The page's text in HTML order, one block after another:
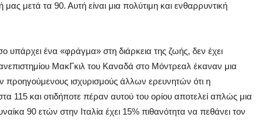
μετά τα 90. Αυτή είναι μια πολύτιμη και ενθαρρυντική
υπάρχει ένα «φράγμα» στη διάρκεια της ζωής, δεν έχει
ΜακΓκιλ του Καναδά στο Μόντρεαλ έκαναν μια
ισχυρισμούς άλλων ερευνητών ότι η
115 και οτιδήποτε πέραν αυτού του ορίου αποτελεί απλώς μια
90 ετών στην Ιταλία έχει 15% πιθανότητα να πεθάνει τον